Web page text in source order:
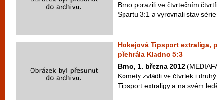
Brno porazili ve čtvrtečním
Spartu 3:1 a vyrovnali stav
Hokejová Tipsport extraliga,
přehrála Kladno 5:3
Brno, 1. března 2012
Komety zvládli ve čtvrtek i
Tipsport extraligy a na svém